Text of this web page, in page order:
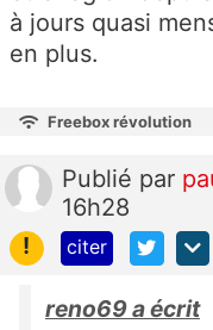
à jours quasi
en plus.
Freebox révolution
Publié par
16h28
!
citer
reno69 a écrit